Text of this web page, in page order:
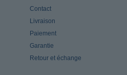
Contact
Livraison
Paiement
Garantie
Retour et échange